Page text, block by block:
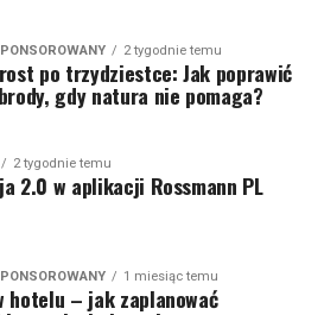
2 tygodnie temu
po trzydziestce: Jak poprawić
gdy natura nie pomaga?
2 tygodnie temu
2.0 w aplikacji Rossmann PL
1 miesiąc temu
hotelu – jak zaplanować